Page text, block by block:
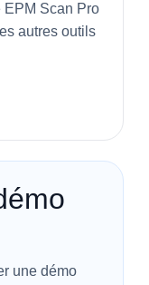
EPM Scan Pro
autres outils
une démo